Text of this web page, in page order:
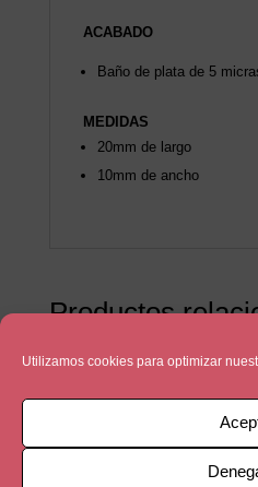
Utilizamos cookies para optimizar
ACABADO
Baño de plata de 5
MEDIDAS
20mm de largo
10mm de ancho
Productos